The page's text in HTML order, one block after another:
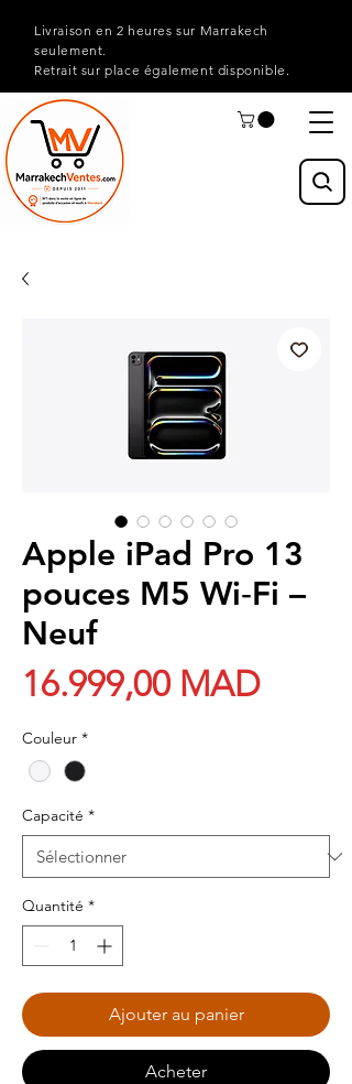
Livraison en 2 heures sur Marrakech
seulement.
Retrait sur place également disponible.
Apple iPad Pro 13
pouces M5 Wi‑Fi –
Neuf
16.999,00 MADPrix
Couleur *
Capacité *
Quantité *
Ajouter au panier
Acheter